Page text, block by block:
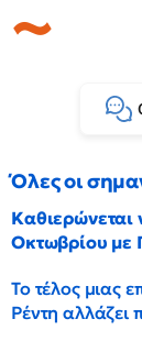
Όλες οι
Καθιερώνεται
Οκτωβρίου με
Το τέλος μιας
Ρέντη